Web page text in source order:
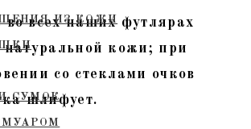
ИЗ КОЖИ
СУМОК
во всех наших футлярах
натуральной кожи; при
со стеклами очков
шлифует.